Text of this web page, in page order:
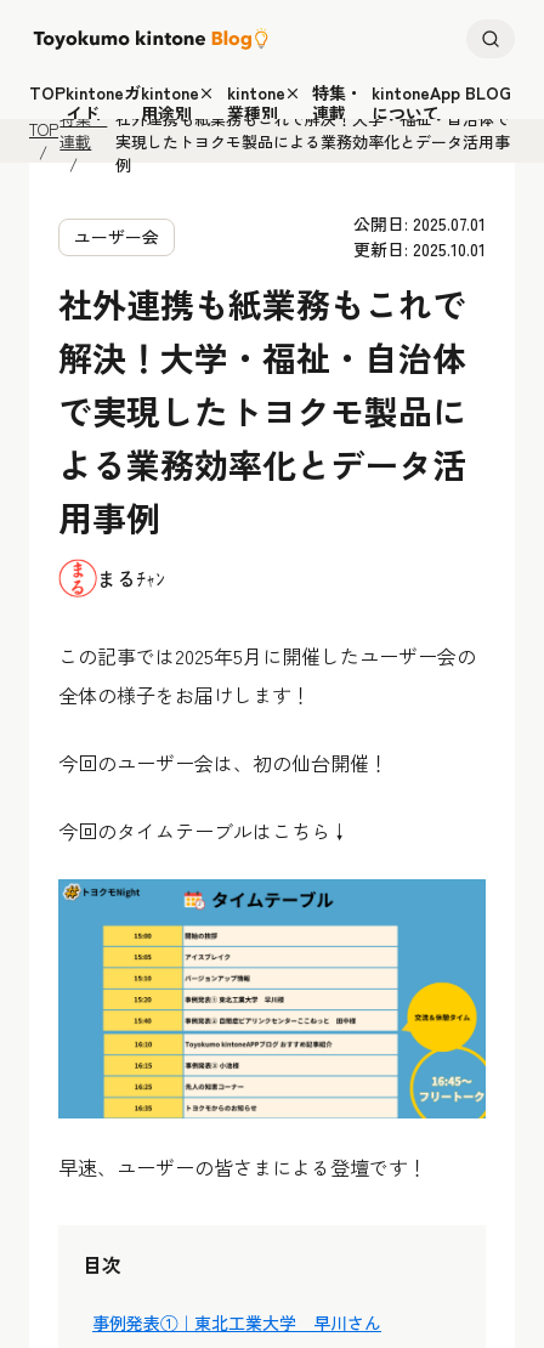
TOPkintoneガ
イド
kintone×
用途別
kintone×
業種別
特集・
連載
kintoneApp BLOG
について
TOP特集・
連載
社外連携も紙業務もこれで解決！大学・福祉・自治体で
実現したトヨクモ製品による業務効率化とデータ活用事
例
ユーザー会
公開日: 2025.07.01
更新日: 2025.10.01
社外連携も紙業務もこれで
解決！大学・福祉・自治体
で実現したトヨクモ製品に
よる業務効率化とデータ活
用事例
まるﾁｬﾝ
この記事では2025年5月に開催したユーザー会の
全体の様子をお届けします！
今回のユーザー会は、初の仙台開催！
今回のタイムテーブルはこちら↓
早速、ユーザーの皆さまによる登壇です！
目次
事例発表①｜東北工業大学 早川さん